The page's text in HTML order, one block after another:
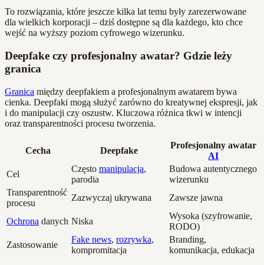
To rozwiązania, które jeszcze kilka lat temu były zarezerwowane
dla wielkich korporacji – dziś dostępne są dla każdego, kto chce
wejść na wyższy poziom cyfrowego wizerunku.
Deepfake czy profesjonalny awatar? Gdzie leży
granica
Granica między deepfakiem a profesjonalnym awatarem bywa
cienka. Deepfaki mogą służyć zarówno do kreatywnej ekspresji, jak
i do manipulacji czy oszustw. Kluczowa różnica tkwi w intencji
oraz transparentności procesu tworzenia.
Cecha Deepfake
Profesjonalny awatar
AI
Cel
Często manipulacja,
parodia
Budowa autentycznego
wizerunku
Transparentność
procesu
Zazwyczaj ukrywana Zawsze jawna
Ochrona danych Niska
Wysoka (szyfrowanie,
RODO)
Zastosowanie
Fake news, rozrywka,
kompromitacja
Branding,
komunikacja, edukacja